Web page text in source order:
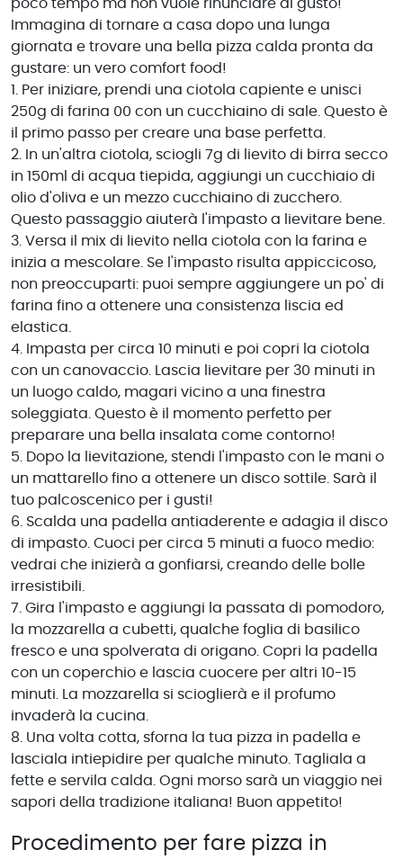
poco tempo ma non vuole rinunciare al gusto!
Immagina di tornare a casa dopo una lunga
giornata e trovare una bella pizza calda pronta da
gustare: un vero comfort food!
1. Per iniziare, prendi una ciotola capiente e unisci
250g di farina 00 con un cucchiaino di sale. Questo è
il primo passo per creare una base perfetta.
2. In un'altra ciotola, sciogli 7g di lievito di birra secco
in 150ml di acqua tiepida, aggiungi un cucchiaio di
olio d'oliva e un mezzo cucchiaino di zucchero.
Questo passaggio aiuterà l'impasto a lievitare bene.
3. Versa il mix di lievito nella ciotola con la farina e
inizia a mescolare. Se l'impasto risulta appiccicoso,
non preoccuparti: puoi sempre aggiungere un po' di
farina fino a ottenere una consistenza liscia ed
elastica.
4. Impasta per circa 10 minuti e poi copri la ciotola
con un canovaccio. Lascia lievitare per 30 minuti in
un luogo caldo, magari vicino a una finestra
soleggiata. Questo è il momento perfetto per
preparare una bella insalata come contorno!
5. Dopo la lievitazione, stendi l'impasto con le mani o
un mattarello fino a ottenere un disco sottile. Sarà il
tuo palcoscenico per i gusti!
6. Scalda una padella antiaderente e adagia il disco
di impasto. Cuoci per circa 5 minuti a fuoco medio:
vedrai che inizierà a gonfiarsi, creando delle bolle
irresistibili.
7. Gira l'impasto e aggiungi la passata di pomodoro,
la mozzarella a cubetti, qualche foglia di basilico
fresco e una spolverata di origano. Copri la padella
con un coperchio e lascia cuocere per altri 10-15
minuti. La mozzarella si scioglierà e il profumo
invaderà la cucina.
8. Una volta cotta, sforna la tua pizza in padella e
lasciala intiepidire per qualche minuto. Tagliala a
fette e servila calda. Ogni morso sarà un viaggio nei
sapori della tradizione italiana! Buon appetito!
Procedimento per fare pizza in